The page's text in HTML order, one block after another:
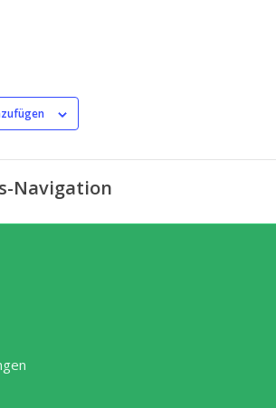
Navigation